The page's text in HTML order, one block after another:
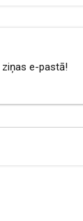
ziņas e-pastā!